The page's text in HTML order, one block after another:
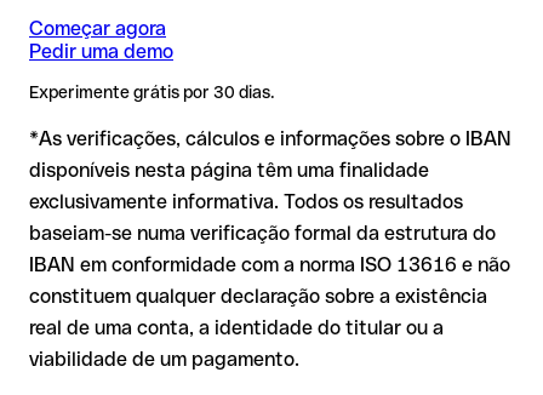
GBP) podem aplicar-se comissões de câmbio adicionais.
Consulte previamente as condições em vigor com o Banca
❌ Que o titular indicado seja o correto
Por que é relevante:
Um IBAN pode passar todos os controlos matemáticos e não
corresponder a nenhuma conta real. Por exemplo, se foram
transpostos dígitos e a combinação resultante é formalmente
válida.
Recomendação : peça ao destinatário que confirme o IBAN
IBAN formalmente válido mas incorreto:
gere outra combinação formalmente válida, a transferência
é executada para uma conta alheia. Neste caso:
O banco destinatário é obrigado a colaborar na
recuperação dos fundos;
A sua instituição pode iniciar um processo de reclamação a
seu pedido;
A devolução não está garantida, especialmente se o
destinatário já tiver utilizado o dinheiro
Começar agora
Pedir uma demo
Experimente grátis por 30 dias.
*As verificações, cálculos e informações sobre o IBAN
disponíveis nesta página têm uma finalidade
exclusivamente informativa. Todos os resultados
baseiam-se numa verificação formal da estrutura do
IBAN em conformidade com a norma ISO 13616 e não
constituem qualquer declaração sobre a existência
real de uma conta, a identidade do titular ou a
viabilidade de um pagamento.